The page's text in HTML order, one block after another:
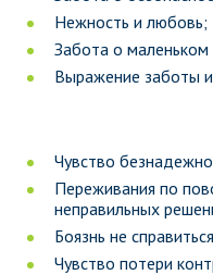
Нежность и любовь;
Забота о маленьком
Выражение заботы
Чувство
Переживания по
неправильных
Боязнь не
Чувство потери